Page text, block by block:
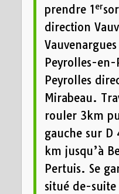
prendre 1er
direction
Peyrolles-en-
Peyrolles
Mirabeau.
rouler 3km
gauche sur
km jusqu’à
Pertuis. Se
situé de-